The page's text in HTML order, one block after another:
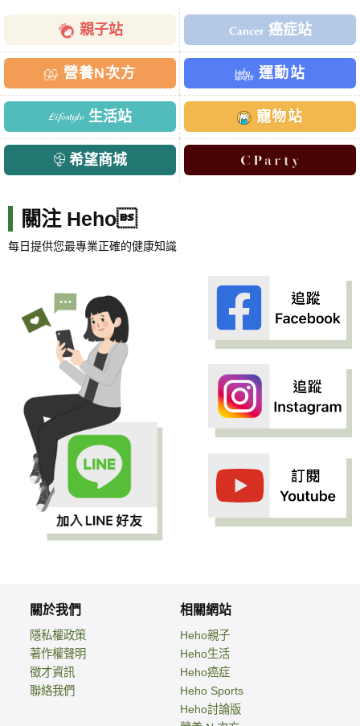
親子站 癌症站
營養N次方 運動站
生活站 寵物站
希望商城
關注 Heho
每日提供您最專業正確的健康知識
關於我們
隱私權政策
著作權聲明
徵才資訊
聯絡我們
相關網站
Heho親子
Heho生活
Heho癌症
Heho Sports
Heho討論版